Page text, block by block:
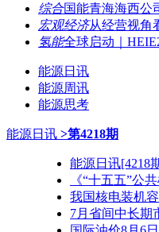
综合国能青海海西公
宏观经济从经营视角
氢能全球启动｜
能源日讯
能源周讯
能源思考
能源日讯 >第4218期
能源日讯[4218
《“十五五”公
我国核电装机
7月省间中长期